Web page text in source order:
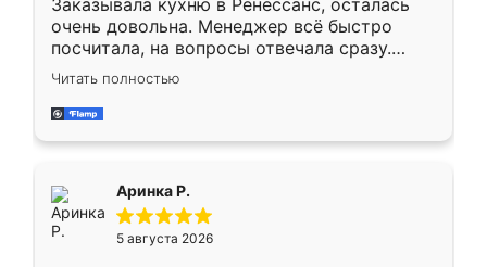
Заказывала кухню в Ренессанс, осталась
очень довольна. Менеджер всё быстро
посчитала, на вопросы отвечала сразу.
Замерщик приехал в субботу, подошёл к
делу со всей ответственностью. Собрали
за день, ребята работали аккуратно, даже
Читать полностью
Аринка Р.
5 августа 2026